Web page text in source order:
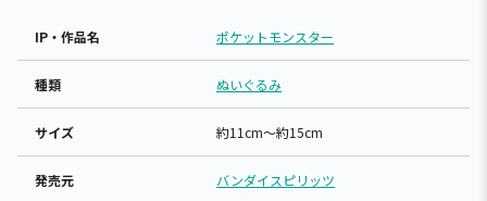
IP・作品名 ポケットモンスター
種類 ぬいぐるみ
サイズ 約11cm～約15cm
発売元 バンダイスピリッツ